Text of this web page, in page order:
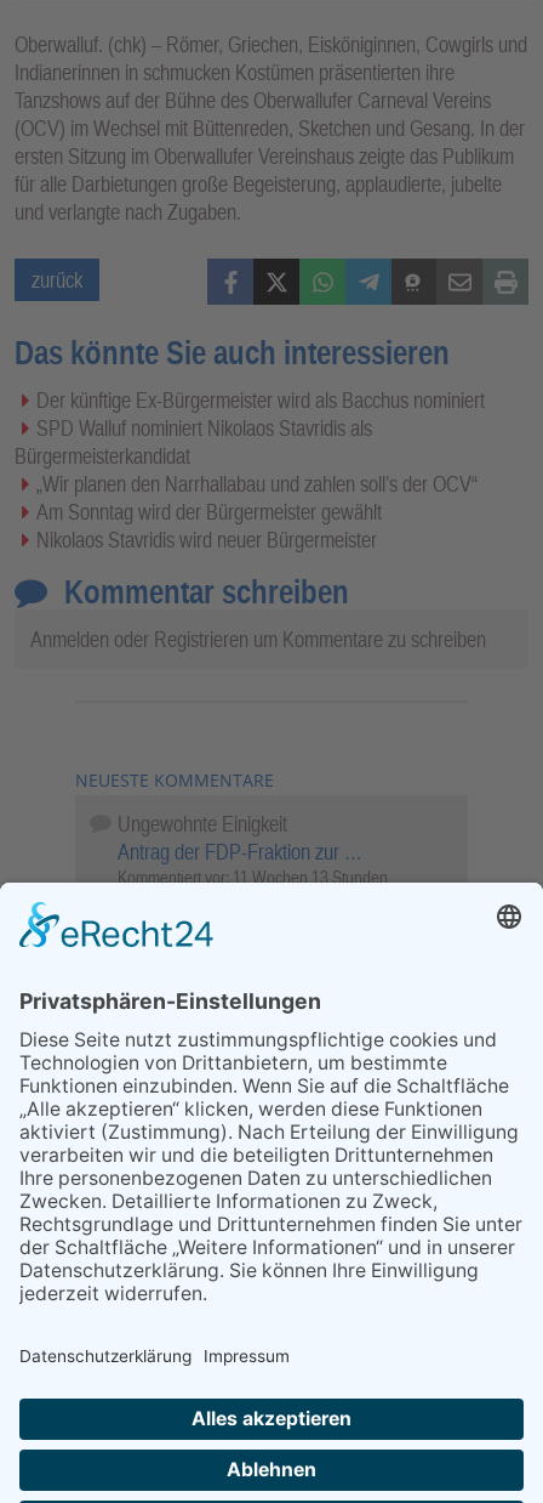
Oberwalluf. (chk) – Römer, Griechen, Eisköniginnen, Cowgirls und
Indianerinnen in schmucken Kostümen präsentierten ihre
Tanzshows auf der Bühne des Oberwallufer Carneval Vereins
(OCV) im Wechsel mit Büttenreden, Sketchen und Gesang. In der
ersten Sitzung im Oberwallufer Vereinshaus zeigte das Publikum
für alle Darbietungen große Begeisterung, applaudierte, jubelte
und verlangte nach Zugaben.
zurück FacebookX (Twitter)WhatsAppTelegramThreemaMail Print
Das könnte Sie auch interessieren
Der künftige Ex-Bürgermeister wird als Bacchus nominiert
SPD Walluf nominiert Nikolaos Stavridis als
Bürgermeisterkandidat
„Wir planen den Narrhallabau und zahlen soll’s der OCV“
Am Sonntag wird der Bürgermeister gewählt
Nikolaos Stavridis wird neuer Bürgermeister
Kommentar schreiben
Anmelden oder Registrieren um Kommentare zu schreiben
NEUESTE KOMMENTARE
Ungewohnte Einigkeit
Antrag der FDP-Fraktion zur …
Kommentiert vor: 11 Wochen 13 Stunden
Objekt …
Kommentiert vor: 26 Wochen 1 Tag
Sperrung für Wassersportler schlägt hohe
Wellen
Sperrung der Stillgewässer
Kommentiert vor:1 Jahr 50 Wochen
Literarischer Rückblick
Alte Schule
Kommentiert vor:3 Jahre 18 Wochen
Abschaltung der Straßenbeleuchtung
Abschaltung der Strassenbeleuchtung
Kommentiert vor:3 Jahre 29 Wochen
NACH OBEN
Alle Rechte vorbehalten - Rheingau Echo Verlag GmbH, Industriestraße 22, 65366 Geisenheim,
Telefon: (06722) 99 66 - 0, Telefax: (06722) 99 66 - 99, E-Mail:info@rheingau-echo.de